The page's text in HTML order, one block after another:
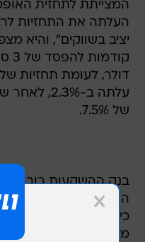
המצייתת לתחזית
העלתה את התחזיות
יציב בשווקים", והיא
עלתה ב-
של 7.5%.
בנק ההשקעות
ההמלצה על יצרנית
כי ברבעון הרביעי
מהצפוי באירופה